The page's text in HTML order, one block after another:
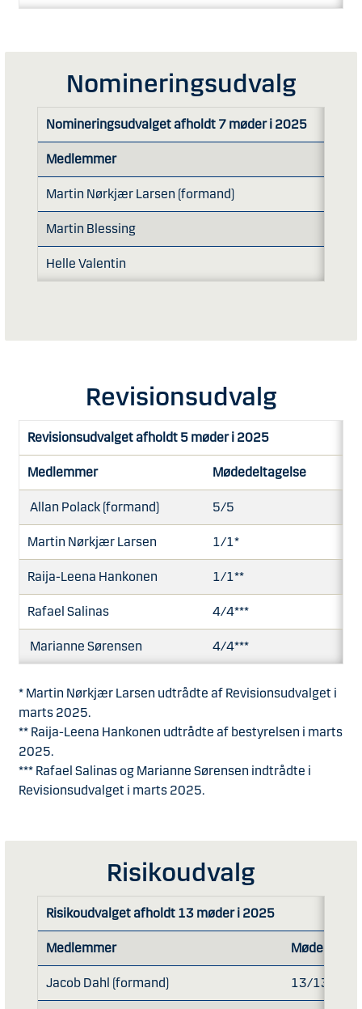
Nomineringsudvalg
Nomineringsudvalget afholdt 7 møder i 2025
Medlemmer
Martin Nørkjær Larsen (formand)
Martin Blessing
Helle Valentin
Revisionsudvalg
Revisionsudvalget afholdt 5 møder i 2025
Medlemmer Mødedeltagelse
Allan Polack (formand) 5/5
Martin Nørkjær Larsen 1/1*
Raija-Leena Hankonen 1/1**
Rafael Salinas 4/4***
Marianne Sørensen 4/4***
* Martin Nørkjær Larsen udtrådte af Revisionsudvalget i
marts 2025.
** Raija-Leena Hankonen udtrådte af bestyrelsen i marts
2025.
*** Rafael Salinas og Marianne Sørensen indtrådte i
Revisionsudvalget i marts 2025.
Risikoudvalg
Risikoudvalget afholdt 13 møder i 2025
Medlemmer
Jacob Dahl (formand) 13/13